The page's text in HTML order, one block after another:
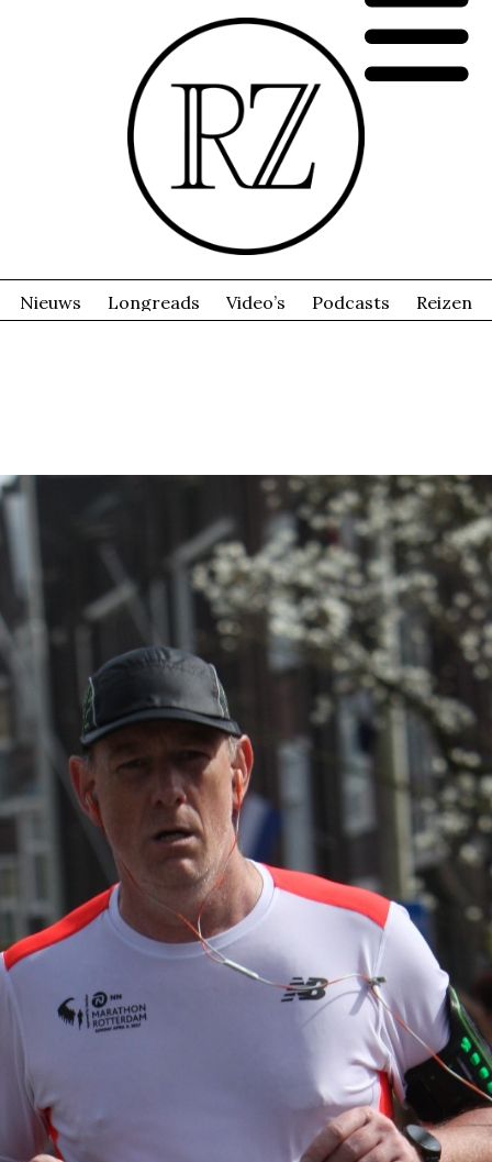
Nieuws Longreads Video’s Podcasts Reizen